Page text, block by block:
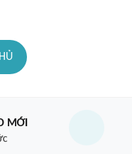
MỚI